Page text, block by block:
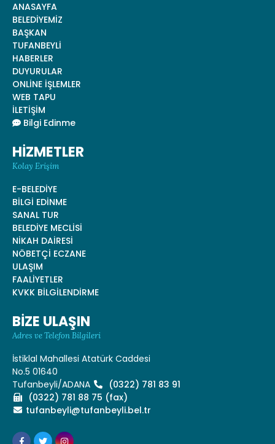
ANASAYFA
BELEDİYEMİZ
BAŞKAN
TUFANBEYLİ
HABERLER
DUYURULAR
ONLİNE İŞLEMLER
WEB TAPU
İLETİŞİM
Bilgi Edinme
HİZMETLER
Kolay Erişim
E-BELEDİYE
BİLGİ EDİNME
SANAL TUR
BELEDİYE MECLİSİ
NİKAH DAİRESİ
NÖBETÇİ ECZANE
ULAŞIM
FAALİYETLER
KVKK BİLGİLENDİRME
BİZE ULAŞIN
Adres ve Telefon Bilgileri
İstiklal Mahallesi Atatürk Caddesi
No.5 01640
Tufanbeyli/ADANA
(0322) 781 83 91
(0322) 781 88 75 (fax)
tufanbeyli@tufanbeyli.bel.tr